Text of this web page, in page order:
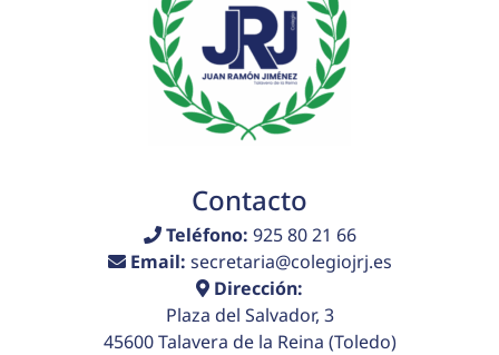
Contacto
Teléfono: 925 80 21 66
Email: secretaria@colegiojrj.es
Dirección:
Plaza del Salvador, 3
45600 Talavera de la Reina (Toledo)